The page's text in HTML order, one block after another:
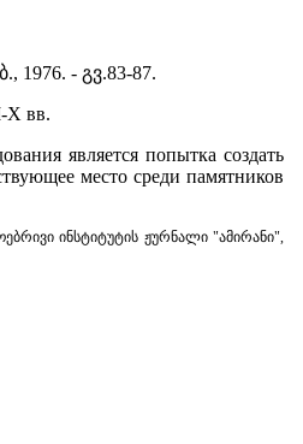
1976. - გვ.83-87.
X вв.
является попытка создать
место среди памятников
ინსტიტუტის ჟურნალი "ამირანი",